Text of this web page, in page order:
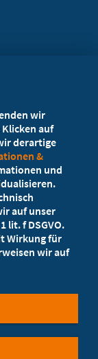
wir
auf
derartige
&
und
auf unser
lit. f DSGVO.
Wirkung für
wir auf